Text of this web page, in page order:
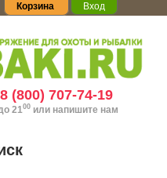
Корзина Вход
8 (800) 707-74-19
2100 или напишите нам